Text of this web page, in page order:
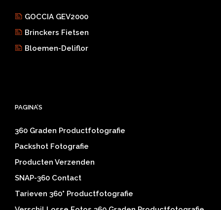
GOCCIA GEV2000
Brinckers Fietsen
Bloemen-Deliflor
PAGINA’S
360 Graden Productfotografie
Packshot Fotografie
Producten Verzenden
SNAP-360 Contact
Tarieven 360° Productfotografie